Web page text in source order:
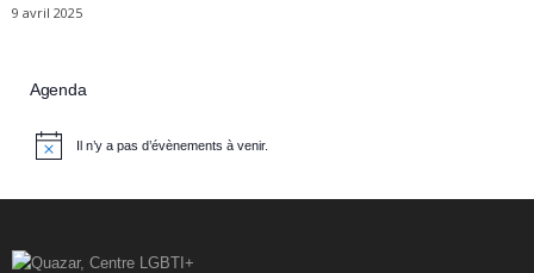
9 avril 2025
Agenda
Il n’y a pas d’évènements à venir.